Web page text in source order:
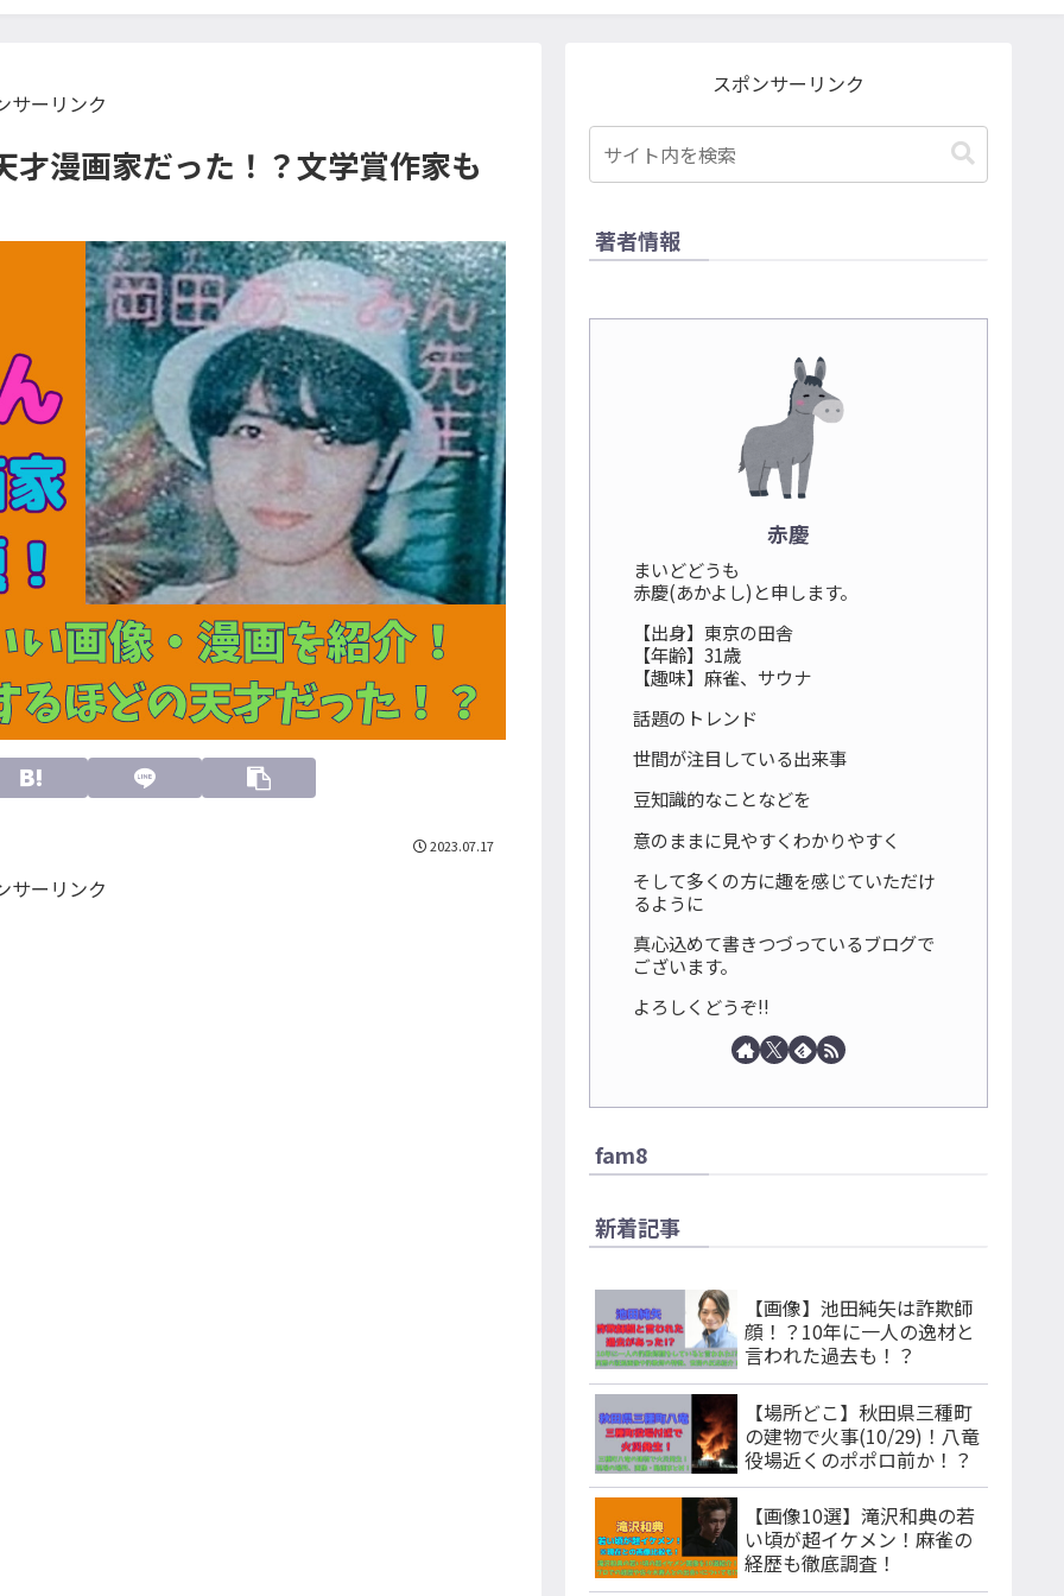
サーリンク
漫画家だった！？文学賞作家も
2023.07.17
サーリンク
スポンサーリンク
著者情報
赤慶
まいどどうも
赤慶(あかよし)と申します。
【出身】東京の田舎
【年齢】31歳
【趣味】麻雀、サウナ
話題のトレンド
世間が注目している出来事
豆知識的なことなどを
意のままに見やすくわかりやすく
そして多くの方に趣を感じていただけ
るように
真心込めて書きつづっているブログで
ございます。
よろしくどうぞ!!
fam8
新着記事
【画像】池田純矢は詐欺師
顔！？10年に一人の逸材と
言われた過去も！？
【場所どこ】秋田県三種町
の建物で火事(10/29)！八竜
役場近くのポポロ前か！？
【画像10選】滝沢和典の若
い頃が超イケメン！麻雀の
経歴も徹底調査！